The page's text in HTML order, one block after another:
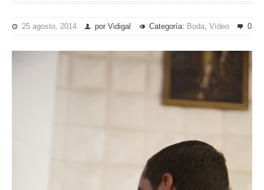
25 agosto, 2014 por Vidigal Categoría: Boda, Vídeo 0